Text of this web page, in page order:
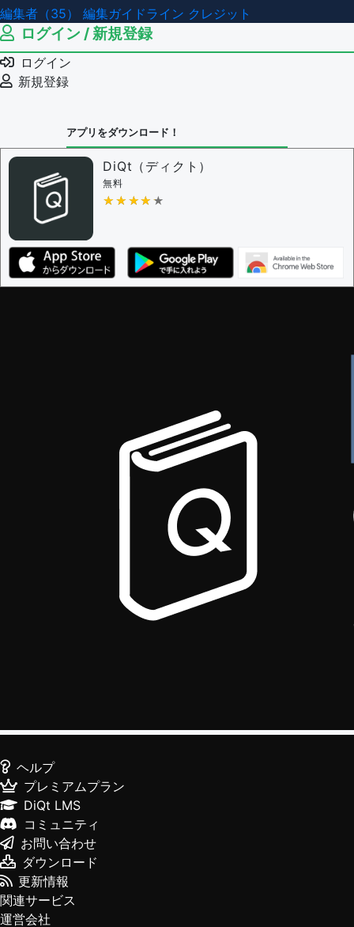
編集者（35） 編集ガイドライン クレジット
ログイン / 新規登録
ログイン
新規登録
アプリをダウンロード！
DiQt（ディクト）
無料
★★★★★
★★★★★
ヘルプ
プレミアムプラン
DiQt LMS
コミュニティ
お問い合わせ
ダウンロード
更新情報
関連サービス
運営会社